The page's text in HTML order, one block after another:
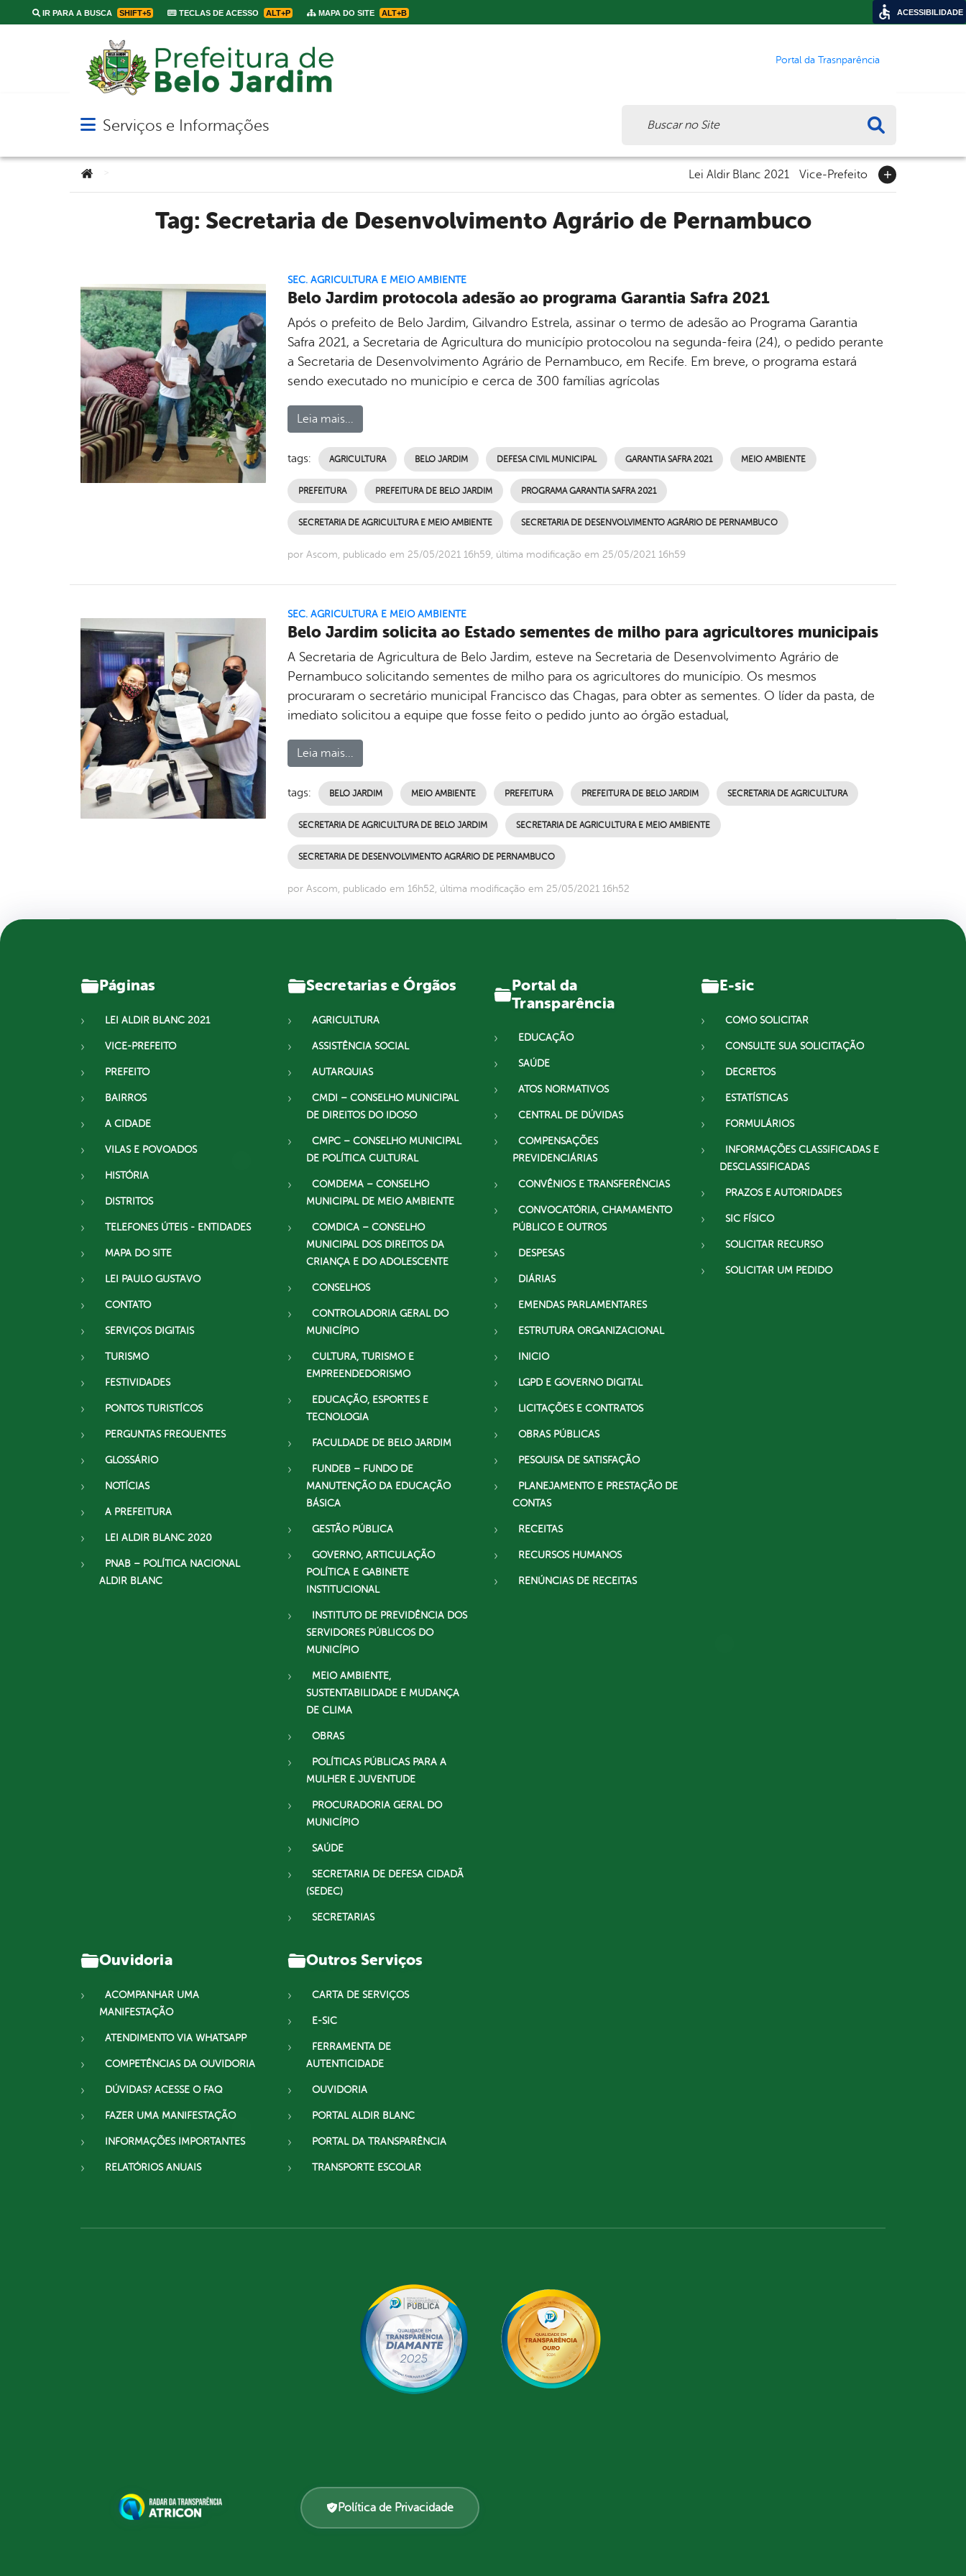
IR PARA A BUSCA SHIFT+5 TECLAS DE ACESSO ALT+P MAPA DO SITE ALT+B
Portal da Trasnparência
Abrir menu principal de navegação
Serviços e Informações
Você está aqui: Lei Aldir Blanc 2021 Vice-Prefeito
Tag: Secretaria de Desenvolvimento Agrário de Pernambuco
SEC. AGRICULTURA E MEIO AMBIENTE
Belo Jardim protocola adesão ao programa Garantia Safra 2021
Após o prefeito de Belo Jardim, Gilvandro Estrela, assinar o termo de adesão ao Programa Garantia
Safra 2021, a Secretaria de Agricultura do município protocolou na segunda-feira (24), o pedido perante
a Secretaria de Desenvolvimento Agrário de Pernambuco, em Recife. Em breve, o programa estará
sendo executado no município e cerca de 300 famílias agrícolas
Leia mais...
tags: AGRICULTURA BELO JARDIM DEFESA CIVIL MUNICIPAL GARANTIA SAFRA 2021 MEIO AMBIENTE
PREFEITURA PREFEITURA DE BELO JARDIM PROGRAMA GARANTIA SAFRA 2021
SECRETARIA DE AGRICULTURA E MEIO AMBIENTE SECRETARIA DE DESENVOLVIMENTO AGRÁRIO DE PERNAMBUCO
por Ascom, publicado em 25/05/2021 16h59, última modificação em 25/05/2021 16h59
SEC. AGRICULTURA E MEIO AMBIENTE
Belo Jardim solicita ao Estado sementes de milho para agricultores municipais
A Secretaria de Agricultura de Belo Jardim, esteve na Secretaria de Desenvolvimento Agrário de
Pernambuco solicitando sementes de milho para os agricultores do município. Os mesmos
procuraram o secretário municipal Francisco das Chagas, para obter as sementes. O líder da pasta, de
imediato solicitou a equipe que fosse feito o pedido junto ao órgão estadual,
Leia mais...
tags: BELO JARDIM MEIO AMBIENTE PREFEITURA PREFEITURA DE BELO JARDIM SECRETARIA DE AGRICULTURA
SECRETARIA DE AGRICULTURA DE BELO JARDIM SECRETARIA DE AGRICULTURA E MEIO AMBIENTE
SECRETARIA DE DESENVOLVIMENTO AGRÁRIO DE PERNAMBUCO
por Ascom, publicado em 16h52, última modificação em 25/05/2021 16h52
Páginas
LEI ALDIR BLANC 2021
VICE-PREFEITO
PREFEITO
BAIRROS
A CIDADE
VILAS E POVOADOS
HISTÓRIA
DISTRITOS
TELEFONES ÚTEIS - ENTIDADES
MAPA DO SITE
LEI PAULO GUSTAVO
CONTATO
SERVIÇOS DIGITAIS
TURISMO
FESTIVIDADES
PONTOS TURISTÍCOS
PERGUNTAS FREQUENTES
GLOSSÁRIO
NOTÍCIAS
A PREFEITURA
LEI ALDIR BLANC 2020
PNAB – POLÍTICA NACIONAL
ALDIR BLANC
Secretarias e Órgãos
AGRICULTURA
ASSISTÊNCIA SOCIAL
AUTARQUIAS
CMDI – CONSELHO MUNICIPAL
DE DIREITOS DO IDOSO
CMPC – CONSELHO MUNICIPAL
DE POLÍTICA CULTURAL
COMDEMA – CONSELHO
MUNICIPAL DE MEIO AMBIENTE
COMDICA – CONSELHO
MUNICIPAL DOS DIREITOS DA
CRIANÇA E DO ADOLESCENTE
CONSELHOS
CONTROLADORIA GERAL DO
MUNICÍPIO
CULTURA, TURISMO E
EMPREENDEDORISMO
EDUCAÇÃO, ESPORTES E
TECNOLOGIA
FACULDADE DE BELO JARDIM
FUNDEB – FUNDO DE
MANUTENÇÃO DA EDUCAÇÃO
BÁSICA
GESTÃO PÚBLICA
GOVERNO, ARTICULAÇÃO
POLÍTICA E GABINETE
INSTITUCIONAL
INSTITUTO DE PREVIDÊNCIA DOS
SERVIDORES PÚBLICOS DO
MUNICÍPIO
MEIO AMBIENTE,
SUSTENTABILIDADE E MUDANÇA
DE CLIMA
OBRAS
POLÍTICAS PÚBLICAS PARA A
MULHER E JUVENTUDE
PROCURADORIA GERAL DO
MUNICÍPIO
SAÚDE
SECRETARIA DE DEFESA CIDADÃ
(SEDEC)
SECRETARIAS
Portal da
Transparência
EDUCAÇÃO
SAÚDE
ATOS NORMATIVOS
CENTRAL DE DÚVIDAS
COMPENSAÇÕES
PREVIDENCIÁRIAS
CONVÊNIOS E TRANSFERÊNCIAS
CONVOCATÓRIA, CHAMAMENTO
PÚBLICO E OUTROS
DESPESAS
DIÁRIAS
EMENDAS PARLAMENTARES
ESTRUTURA ORGANIZACIONAL
INICIO
LGPD E GOVERNO DIGITAL
LICITAÇÕES E CONTRATOS
OBRAS PÚBLICAS
PESQUISA DE SATISFAÇÃO
PLANEJAMENTO E PRESTAÇÃO DE
CONTAS
RECEITAS
RECURSOS HUMANOS
RENÚNCIAS DE RECEITAS
E-sic
COMO SOLICITAR
CONSULTE SUA SOLICITAÇÃO
DECRETOS
ESTATÍSTICAS
FORMULÁRIOS
INFORMAÇÕES CLASSIFICADAS E
DESCLASSIFICADAS
PRAZOS E AUTORIDADES
SIC FÍSICO
SOLICITAR RECURSO
SOLICITAR UM PEDIDO
Ouvidoria
ACOMPANHAR UMA
MANIFESTAÇÃO
ATENDIMENTO VIA WHATSAPP
COMPETÊNCIAS DA OUVIDORIA
DÚVIDAS? ACESSE O FAQ
FAZER UMA MANIFESTAÇÃO
INFORMAÇÕES IMPORTANTES
RELATÓRIOS ANUAIS
Outros Serviços
CARTA DE SERVIÇOS
E-SIC
FERRAMENTA DE
AUTENTICIDADE
OUVIDORIA
PORTAL ALDIR BLANC
PORTAL DA TRANSPARÊNCIA
TRANSPORTE ESCOLAR
Política de Privacidade
ACESSIBILIDADE